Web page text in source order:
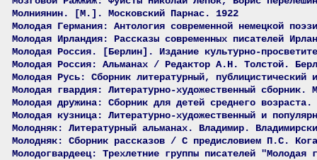
Молниянин. [М.]. Московский Парнас. 1922
Молодая Германия: Антология современной немецкой
Молодая Ирландия: Рассказы современных писателей
Молодая Россия. [Берлин]. Издание культурно-
Молодая Россия: Альманах / Редактор А.Н. Толстой.
Молодая Русь: Сборник литературный,
Молодая гвардия: Литературно-художественный
Молодая дружина: Сборник для детей среднего
Молодая кузница: Литературно-художественный и
Молодняк: Литературный альманах. Владимир.
Молодняк: Сборник рассказов / С предисловием П.С.
Молодогвардеец: Трехлетние группы писателей